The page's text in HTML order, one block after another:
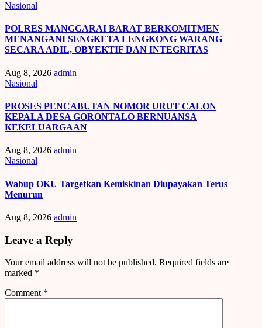
Nasional
POLRES MANGGARAI BARAT BERKOMITMEN
MENANGANI SENGKETA LENGKONG WARANG
SECARA ADIL, OBYEKTIF DAN INTEGRITAS
Aug 8, 2026 admin
Nasional
PROSES PENCABUTAN NOMOR URUT CALON
KEPALA DESA GORONTALO BERNUANSA
KEKELUARGAAN
Aug 8, 2026 admin
Nasional
Wabup OKU Targetkan Kemiskinan Diupayakan Terus
Menurun
Aug 8, 2026 admin
Leave a Reply
Your email address will not be published. Required fields are
marked *
Comment *